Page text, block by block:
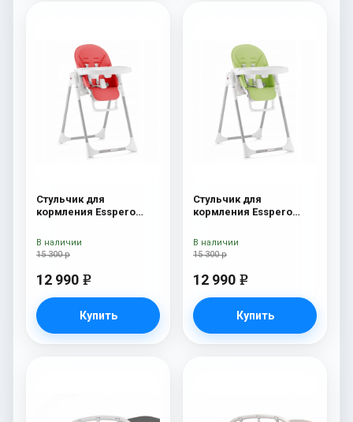
Стульчик для
кормления Esspero
15 300 р
12 990 e
Купить
В наличии
Стульчик для
кормления Esspero
15 300 р
12 990 e
Купить
В наличии